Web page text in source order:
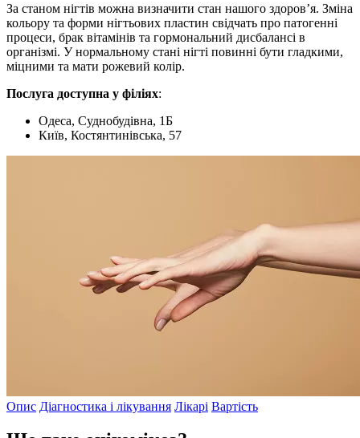
За станом нігтів можна визначити стан нашого здоров’я. Зміна
кольору та форми нігтьових пластин свідчать про патогенні
процеси, брак вітамінів та гормональний дисбалансі в
організмі. У нормальному стані нігті повинні бути гладкими,
міцними та мати рожевий колір.
Послуга доступна у філіях:
Одеса, Суднобудівна, 1Б
Київ, Костянтинівська, 57
Опис Діагностика і лікування Лікарі Вартість